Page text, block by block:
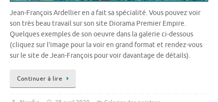
Jean-François Ardellier en a fait sa spécialité. Vous pouvez voir
son très beau travail sur son site Diorama Premier Empire.
Quelques exemples de son oeuvre dans la galerie ci-dessous
(cliquez sur l’image pour la voir en grand format et rendez-vous
sur le site de Jean-François pour voir davantage de détails).
Continuer à lire